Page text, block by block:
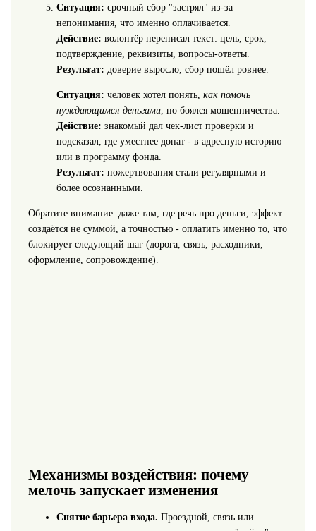
Ситуация: срочный сбор "застрял" из-за
непонимания, что именно оплачивается.
Действие: волонтёр переписал текст: цель, срок,
подтверждение, реквизиты, вопросы-ответы.
Результат: доверие выросло, сбор пошёл ровнее.
Ситуация: человек хотел понять, как помочь
нуждающимся деньгами, но боялся мошенничества.
Действие: знакомый дал чек-лист проверки и
подсказал, где уместнее донат - в адресную историю
или в программу фонда.
Результат: пожертвования стали регулярными и
более осознанными.
Обратите внимание: даже там, где речь про деньги, эффект
создаётся не суммой, а точностью - оплатить именно то, что
блокирует следующий шаг (дорога, связь, расходники,
оформление, сопровождение).
Механизмы воздействия: почему
мелочь запускает изменения
Снятие барьера входа. Проездной, связь или